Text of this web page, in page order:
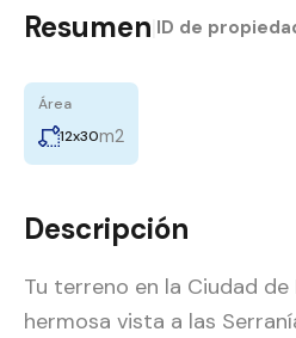
Resumen ID de
Área
12x30m2
Descripción
Tu terreno en la Ciudad
hermosa vista a las